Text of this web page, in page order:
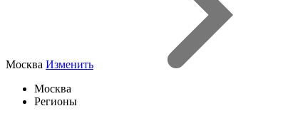
Москва Изменить
Москва
Регионы